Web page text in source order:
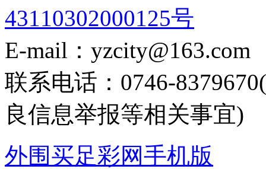
43110302000125号
E-mail：yzcity@163.com
联系电话：0746-
良信息举报等相关事宜)
外围买足彩网手机版